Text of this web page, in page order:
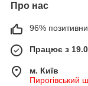
Про нас
96%
Працює з
м. Київ
Пирогівський